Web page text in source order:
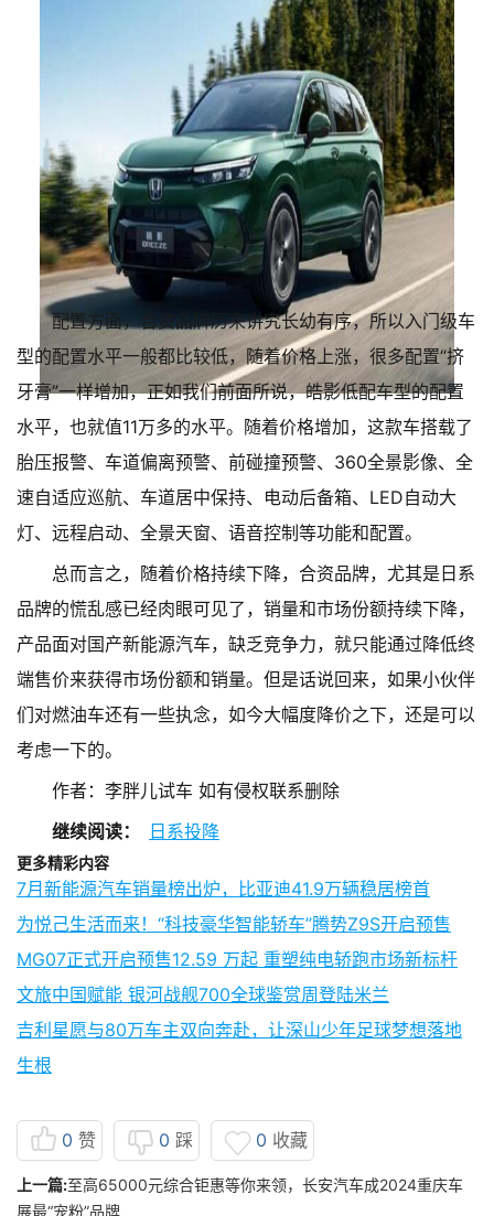
配置方面，合资品牌历来讲究长幼有序，所以入门级车
型的配置水平一般都比较低，随着价格上涨，很多配置“挤
牙膏”一样增加，正如我们前面所说，皓影低配车型的配置
水平，也就值11万多的水平。随着价格增加，这款车搭载了
胎压报警、车道偏离预警、前碰撞预警、360全景影像、全
速自适应巡航、车道居中保持、电动后备箱、LED自动大
灯、远程启动、全景天窗、语音控制等功能和配置。
总而言之，随着价格持续下降，合资品牌，尤其是日系
品牌的慌乱感已经肉眼可见了，销量和市场份额持续下降，
产品面对国产新能源汽车，缺乏竞争力，就只能通过降低终
端售价来获得市场份额和销量。但是话说回来，如果小伙伴
们对燃油车还有一些执念，如今大幅度降价之下，还是可以
考虑一下的。
作者： 李胖儿试车 如有侵权联系删除
继续阅读：
日系投降
更多精彩内容
7月新能源汽车销量榜出炉，比亚迪41.9万辆稳居榜首
为悦己生活而来！“科技豪华智能轿车”腾势Z9S开启预售
MG07正式开启预售12.59 万起 重塑纯电轿跑市场新标杆
文旅中国赋能 银河战舰700全球鉴赏周登陆米兰
吉利星愿与80万车主双向奔赴，让深山少年足球梦想落地
生根
0 赞 0 踩 0 收藏
上一篇:至高65000元综合钜惠等你来领，长安汽车成2024重庆车
展最“宠粉”品牌